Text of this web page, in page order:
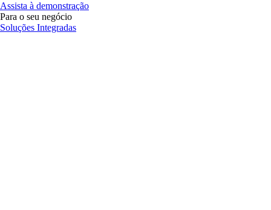
Assista à demonstração
Para o seu negócio
Soluções Integradas